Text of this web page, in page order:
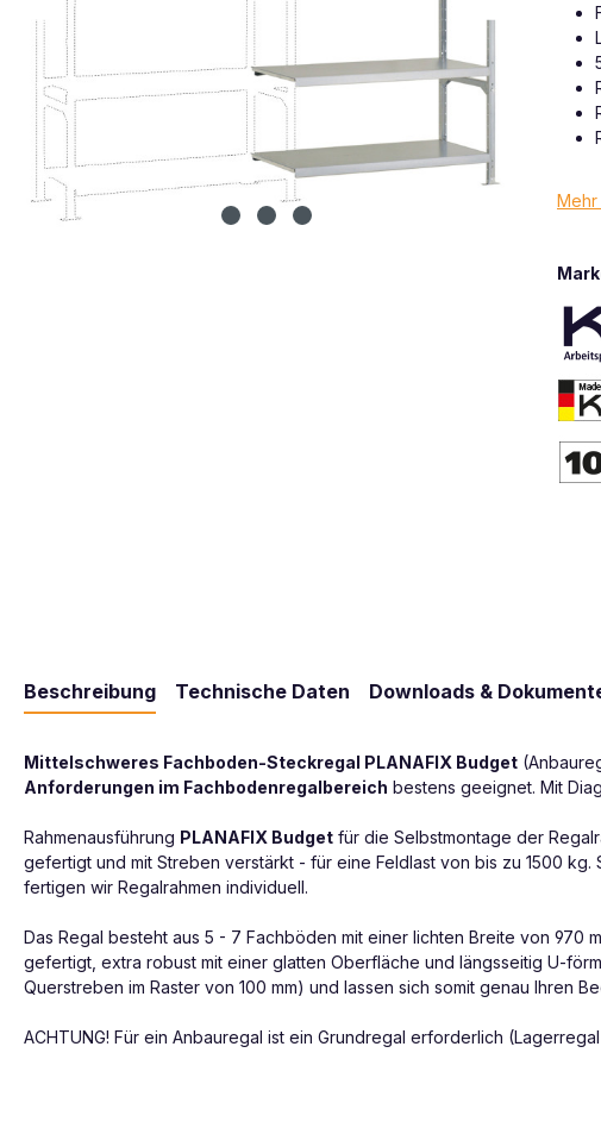
Beschreibung Technische Daten Downloads &
Mittelschweres Fachboden-Steckregal PLANAFIX Budget
Anforderungen im Fachbodenregalbereich bestens geeignet. Mit
Rahmenausführung PLANAFIX Budget für die Selbstmontage der
gefertigt und mit Streben verstärkt - für eine Feldlast von bis zu 1500
fertigen wir Regalrahmen individuell.
Das Regal besteht aus 5 - 7 Fachböden mit einer lichten Breite von 970
gefertigt, extra robust mit einer glatten Oberfläche und längsseitig U-
Querstreben im Raster von 100 mm) und lassen sich somit genau Ihren
ACHTUNG! Für ein Anbauregal ist ein Grundregal erforderlich (Lagerregal